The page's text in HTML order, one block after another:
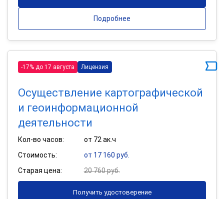
Подробнее
-17% до 17 августа Лицензия
Осуществление картографической
и геоинформационной
деятельности
Кол-во часов:
от 72 ак.ч
Стоимость:
от 17 160 руб.
Старая цена:
20 760 руб.
Получить удостоверение